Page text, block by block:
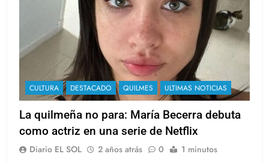
CULTURA DESTACADO QUILMES ULTIMAS NOTICIAS
La quilmeña no para: María Becerra debuta
como actriz en una serie de Netflix
Diario EL SOL 2 años atrás 0 1 minutos